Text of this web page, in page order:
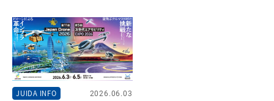
JUIDA INFO 2026.06.03